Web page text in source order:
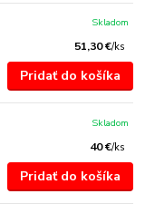
51,30 €/ks
Skladom
Pridať do košíka
40 €/ks
Skladom
Pridať do košíka